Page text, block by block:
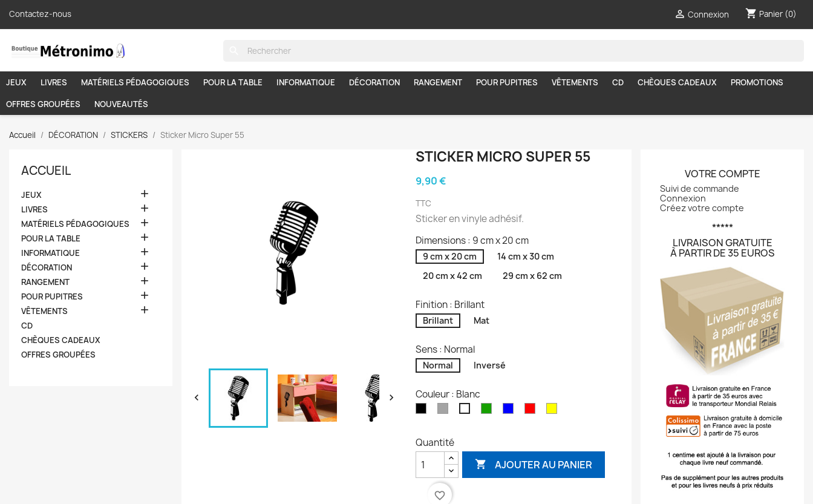
Contactez-nous  Connexion shopping_cart Panier (0)
JEUX LIVRES MATÉRIELS PÉDAGOGIQUES POUR LA TABLE INFORMATIQUE DÉCORATION RANGEMENT POUR PUPITRES VÊTEMENTS CD CHÈQUES CADEAUX
PROMOTIONS
OFFRES GROUPÉES
NOUVEAUTÉS
Accueil DÉCORATION STICKERS Sticker Micro Super 55
ACCUEIL
JEUX 
LIVRES 
MATÉRIELS PÉDAGOGIQUES 
POUR LA TABLE 
INFORMATIQUE 
DÉCORATION 
RANGEMENT 
POUR PUPITRES 
VÊTEMENTS 
CD
CHÈQUES CADEAUX
OFFRES GROUPÉES
 
STICKER MICRO SUPER 55
9,90 €
TTC
Sticker en vinyle adhésif.
Dimensions : 9 cm x 20 cm
9 cm x 20 cm
14 cm x 30 cm
20 cm x 42 cm
29 cm x 62 cm
Finition : Brillant
Brillant Mat
Sens : Normal
Normal Inversé
Couleur : Blanc
Noir Gris Blanc Vert Bleu RougeJaune
Quantité
 AJOUTER AU PANIER
favorite_border
VOTRE COMPTE
Suivi de commande
Connexion
Créez votre compte
*****
LIVRAISON GRATUITE
À PARTIR DE 35 EUROS